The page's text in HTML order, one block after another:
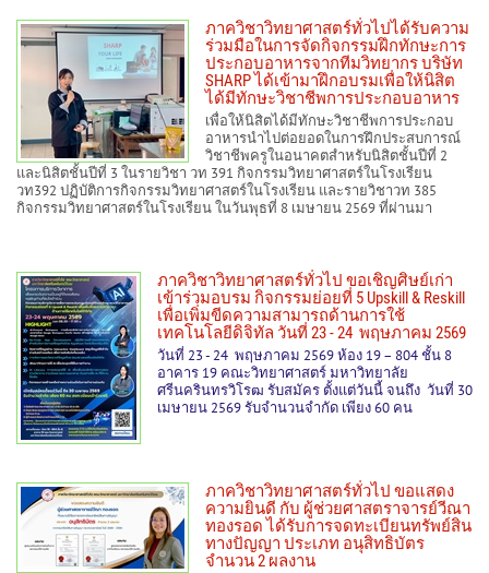
ภาควิชาวิทยาศาสตร์ทั่วไปได้รับความ
ร่วมมือในการจัดกิจกรรมฝึกทักษะการ
ประกอบอาหารจากทีมวิทยากร บริษัท
SHARP ได้เข้ามาฝึกอบรมเพื่อให้นิสิต
ได้มีทักษะวิชาชีพการประกอบอาหาร
เพื่อให้นิสิตได้มีทักษะวิชาชีพการประกอบ
อาหารนำไปต่อยอดในการฝึกประสบการณ์
วิชาชีพครูในอนาคตสำหรับนิสิตชั้นปีที่ 2
และนิสิตชั้นปีที่ 3 ในรายวิชา วท 391 กิจกรรมวิทยาศาสตร์ในโรงเรียน
วท392 ปฏิบัติการกิจกรรมวิทยาศาสตร์ในโรงเรียน และรายวิชาวท 385
กิจกรรมวิทยาศาสตร์ในโรงเรียน ในวันพุธที่ 8 เมษายน 2569 ที่ผ่านมา
ภาควิชาวิทยาศาสตร์ทั่วไป ขอเชิญศิษย์เก่า
เข้าร่วมอบรม กิจกรรมย่อยที่ 5 Upskill & Reskill
เพื่อเพิ่มขีดความสามารถด้านการใช้
เทคโนโลยีดิจิทัล วันที่ 23 - 24 พฤษภาคม 2569
วันที่ 23 - 24 พฤษภาคม 2569 ห้อง 19 – 804 ชั้น 8
อาคาร 19 คณะวิทยาศาสตร์ มหาวิทยาลัย
ศรีนครินทรวิโรฒ รับสมัคร ตั้งแต่วันนี้ จนถึง วันที่ 30
เมษายน 2569 รับจำนวนจำกัด เพียง 60 คน
ภาควิชาวิทยาศาสตร์ทั่วไป ขอแสดง
ความยินดี กับ ผู้ช่วยศาสตราจารย์วีณา
ทองรอด ได้รับการจดทะเบียนทรัพย์สิน
ทางปัญญา ประเภท อนุสิทธิบัตร
จำนวน 2 ผลงาน